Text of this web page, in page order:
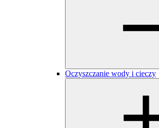
Oczyszczanie wody i cieczy